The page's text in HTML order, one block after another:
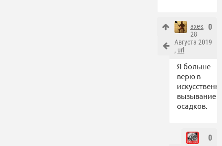
0
axes,
28
Августа 2019
, url
Я больше
верю в
вызывание
осадков.
0